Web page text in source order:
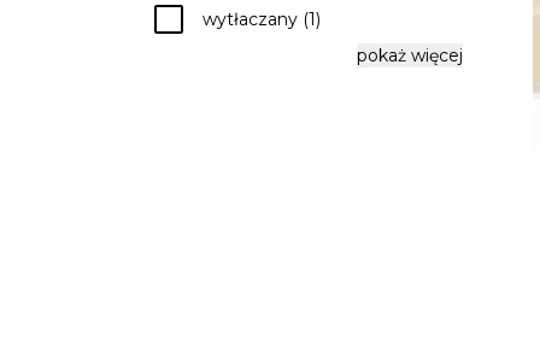
check wytłaczany (1)
wzorzysty delikatny ciemny (1)
pokaż więcej